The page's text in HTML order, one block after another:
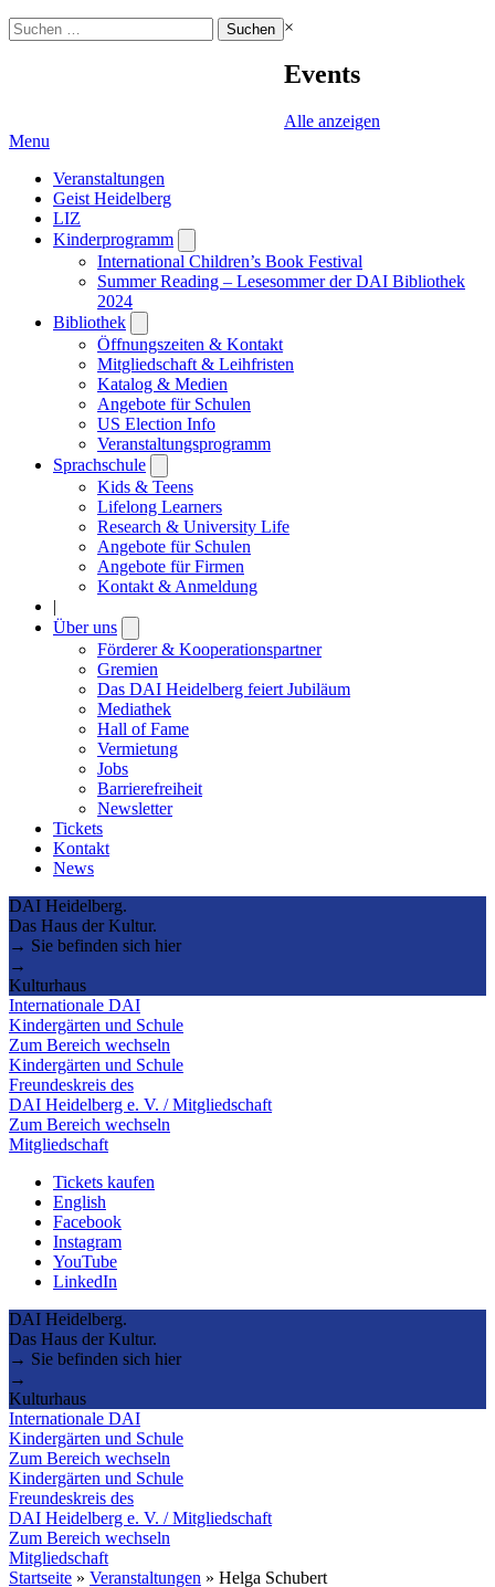
Suchen
nach:
×
Events
Alle anzeigen
Menu
Veranstaltungen
Geist Heidelberg
LIZ
Kinderprogramm
submenu
International Children’s Book Festival
Summer Reading – Lesesommer der DAI Bibliothek
2024
Bibliothek
submenu
Öffnungszeiten & Kontakt
Mitgliedschaft & Leihfristen
Katalog & Medien
Angebote für Schulen
US Election Info
Veranstaltungsprogramm
Sprachschule
submenu
Kids & Teens
Lifelong Learners
Research & University Life
Angebote für Schulen
Angebote für Firmen
Kontakt & Anmeldung
|
Über uns
submenu
Förderer & Kooperationspartner
Gremien
Das DAI Heidelberg feiert Jubiläum
Mediathek
Hall of Fame
Vermietung
Jobs
Barrierefreiheit
Newsletter
Tickets
Kontakt
News
DAI Heidelberg.
Das Haus der Kultur.
→ Sie befinden sich hier
→
Kulturhaus
Internationale DAI
Kindergärten und Schule
Zum Bereich wechseln
Kindergärten und Schule
Freundeskreis des
DAI Heidelberg e. V. / Mitgliedschaft
Zum Bereich wechseln
Mitgliedschaft
Tickets kaufen
English
Facebook
Instagram
YouTube
LinkedIn
DAI Heidelberg.
Das Haus der Kultur.
→ Sie befinden sich hier
→
Kulturhaus
Internationale DAI
Kindergärten und Schule
Zum Bereich wechseln
Kindergärten und Schule
Freundeskreis des
DAI Heidelberg e. V. / Mitgliedschaft
Zum Bereich wechseln
Mitgliedschaft
Startseite » Veranstaltungen » Helga Schubert